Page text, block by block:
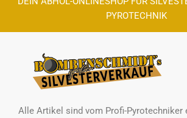
PYROTECHNIK
Alle Artikel sind vom Profi-Pyrotechniker